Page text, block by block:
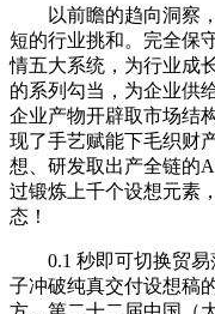
以前瞻的趋向洞察，
短的行业挑和。完全保
情五大系统，为行业成
的系列勾当，为企业供
企业产物开辟取市场结
现了手艺赋能下毛织财
想、研发取出产全链的
过锻炼上千个设想元素
态！
0.1 秒即可切换贸易
子冲破纯真交付设想稿